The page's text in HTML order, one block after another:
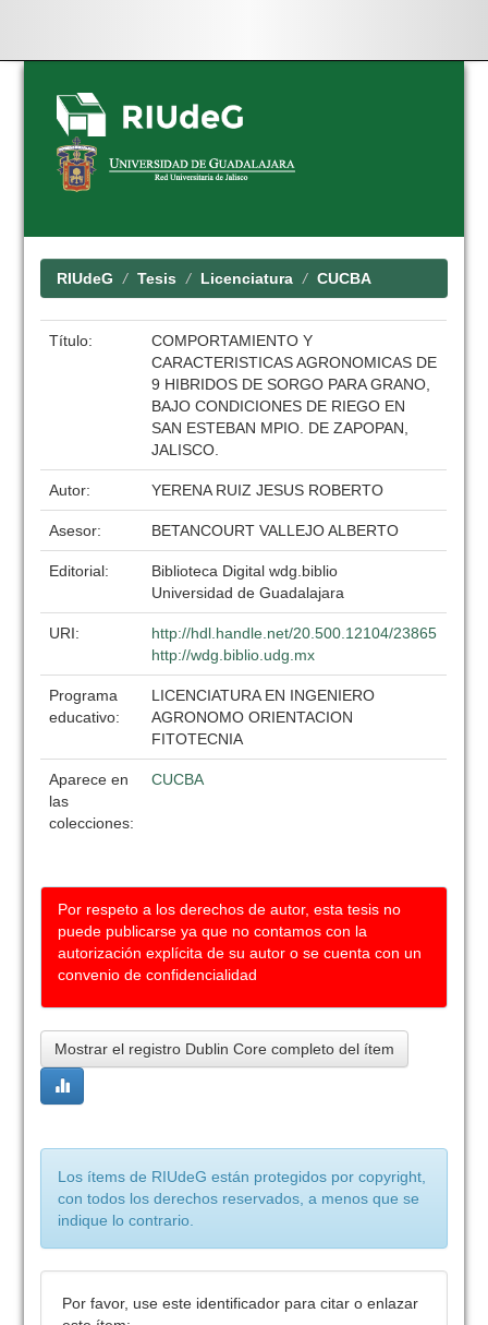
Skip
navigation
RIUdeG Tesis Licenciatura CUCBA
Título:
COMPORTAMIENTO Y
CARACTERISTICAS AGRONOMICAS DE
9 HIBRIDOS DE SORGO PARA GRANO,
BAJO CONDICIONES DE RIEGO EN
SAN ESTEBAN MPIO. DE ZAPOPAN,
JALISCO.
Autor: YERENA RUIZ JESUS ROBERTO
Asesor: BETANCOURT VALLEJO ALBERTO
Editorial:
Biblioteca Digital wdg.biblio
Universidad de Guadalajara
URI:
http://hdl.handle.net/20.500.12104/23865
http://wdg.biblio.udg.mx
Programa
educativo:
LICENCIATURA EN INGENIERO
AGRONOMO ORIENTACION
FITOTECNIA
Aparece en
las
colecciones:
CUCBA
Por respeto a los derechos de autor, esta tesis no
puede publicarse ya que no contamos con la
autorización explícita de su autor o se cuenta con un
convenio de confidencialidad
Mostrar el registro Dublin Core completo del ítem
Los ítems de RIUdeG están protegidos por copyright,
con todos los derechos reservados, a menos que se
indique lo contrario.
Por favor, use este identificador para citar o enlazar